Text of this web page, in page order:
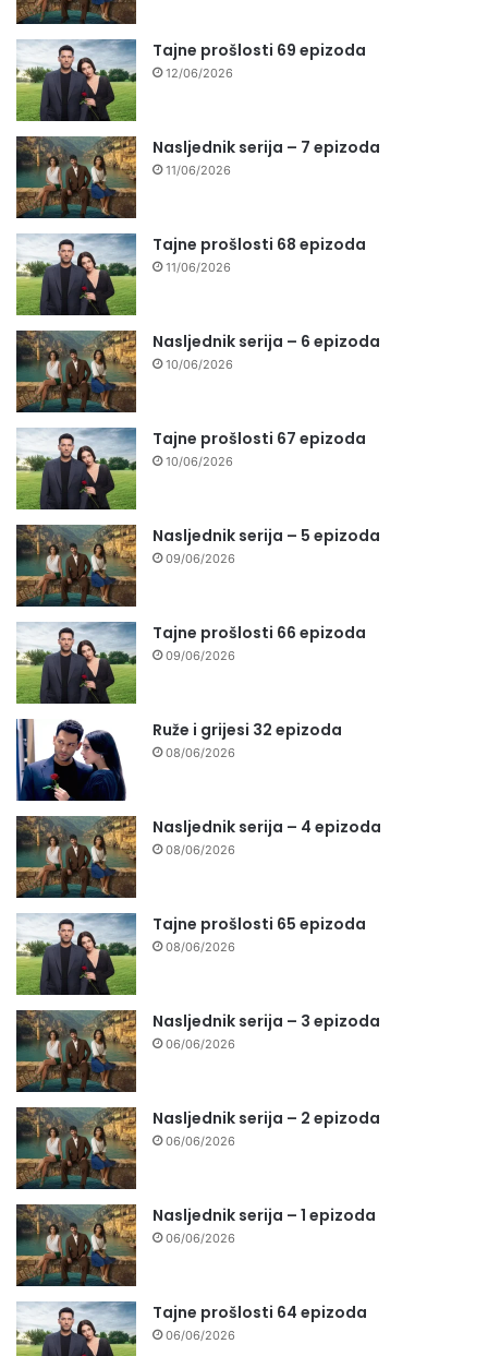
Tajne prošlosti 69 epizoda
12/06/2026
Nasljednik serija – 7 epizoda
11/06/2026
Tajne prošlosti 68 epizoda
11/06/2026
Nasljednik serija – 6 epizoda
10/06/2026
Tajne prošlosti 67 epizoda
10/06/2026
Nasljednik serija – 5 epizoda
09/06/2026
Tajne prošlosti 66 epizoda
09/06/2026
Ruže i grijesi 32 epizoda
08/06/2026
Nasljednik serija – 4 epizoda
08/06/2026
Tajne prošlosti 65 epizoda
08/06/2026
Nasljednik serija – 3 epizoda
06/06/2026
Nasljednik serija – 2 epizoda
06/06/2026
Nasljednik serija – 1 epizoda
06/06/2026
Tajne prošlosti 64 epizoda
06/06/2026